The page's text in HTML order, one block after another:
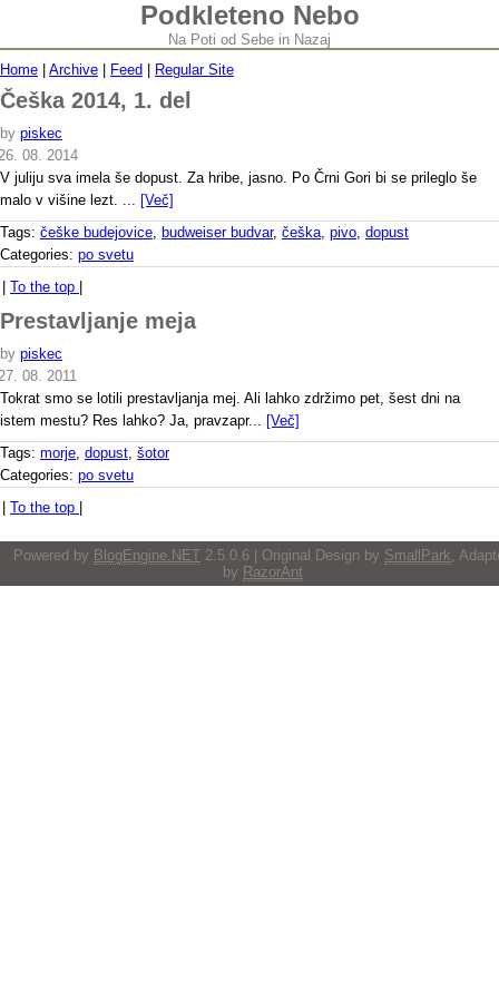
Podkleteno Nebo
Na Poti od Sebe in Nazaj
Home
Archive Feed Regular Site
Češka 2014, 1. del
by piskec
08. 2014
V juliju sva imela še dopust. Za hribe, jasno. Po Črni Gori bi se prileglo še
malo v višine lezt. ... [Več]
Tags: češke budejovice, budweiser budvar, češka, pivo, dopust
Categories: po svetu
To the top
Prestavljanje meja
by piskec
08. 2011
Tokrat smo se lotili prestavljanja mej. Ali lahko zdržimo pet, šest dni na
istem mestu? Res lahko? Ja, pravzapr... [Več]
Tags: morje, dopust, šotor
Categories: po svetu
To the top
Powered by BlogEngine.NET 2.5.0.6 | Original Design by SmallPark,
by RazorAnt